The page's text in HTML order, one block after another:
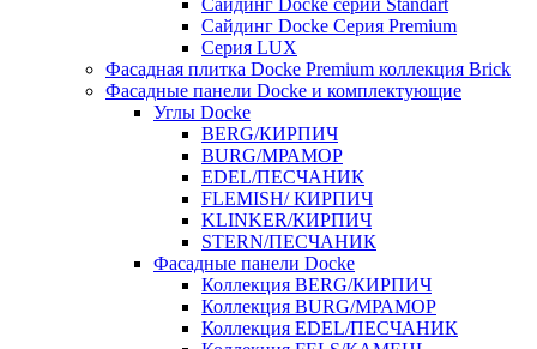
Сайдинг Docke Серия Premium
Серия LUX
Фасадная плитка Docke Premium коллекция Brick
Фасадные панели Docke и комплектующие
Углы Docke
BERG/КИРПИЧ
BURG/МРАМОР
EDEL/ПЕСЧАНИК
FLEMISH/ КИРПИЧ
KLINKER/КИРПИЧ
STERN/ПЕСЧАНИК
Фасадные панели Docke
Коллекция BERG/КИРПИЧ
Коллекция BURG/МРАМОР
Коллекция EDEL/ПЕСЧАНИК